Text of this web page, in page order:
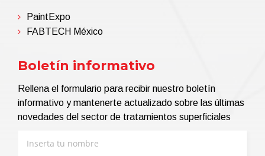
PaintExpo
FABTECH México
Boletín informativo
Rellena el formulario para recibir nuestro boletín
informativo y mantenerte actualizado sobre las últimas
novedades del sector de tratamientos superficiales